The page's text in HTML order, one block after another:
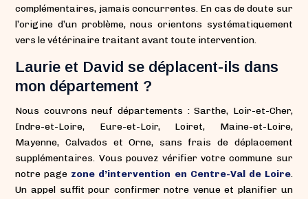
complémentaires, jamais concurrentes. En cas de doute sur
l’origine d’un problème, nous orientons systématiquement
vers le vétérinaire traitant avant toute intervention.
Laurie et David se déplacent-ils dans
mon département ?
Nous couvrons neuf départements : Sarthe, Loir-et-Cher,
Indre-et-Loire, Eure-et-Loir, Loiret, Maine-et-Loire,
Mayenne, Calvados et Orne, sans frais de déplacement
supplémentaires. Vous pouvez vérifier votre commune sur
notre page zone d’intervention en Centre-Val de Loire.
Un appel suffit pour confirmer notre venue et planifier un